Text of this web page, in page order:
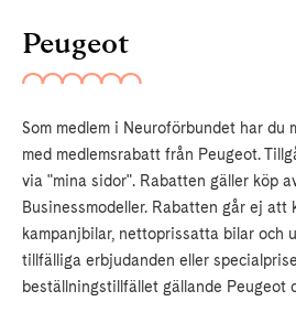
Peugeot
Som medlem i Neuroförbundet har du
med medlemsrabatt från Peugeot.
via "mina sidor". Rabatten gäller köp
Businessmodeller. Rabatten går ej att
kampanjbilar, nettoprissatta bilar och
tillfälliga erbjudanden eller
beställningstillfället gällande Peugeot